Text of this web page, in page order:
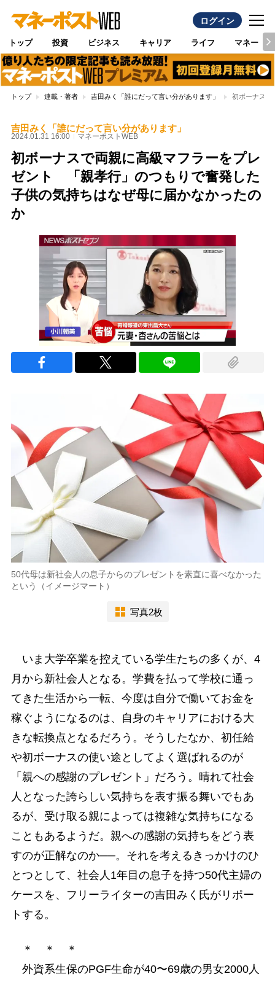
ログイン
トップ 投資 ビジネス キャリア ライフ マネー
トップ 連載・著者 吉田みく「誰にだって言い分があります」 初ボーナスで
吉田みく「誰にだって言い分があります」
2024.01.31 16:00 マネーポストWEB
初ボーナスで両親に高級マフラーをプレ
ゼント 「親孝行」のつもりで奮発した
子供の気持ちはなぜ母に届かなかったの
か
50代母は新社会人の息子からのプレゼントを素直に喜べなかった
という（イメージマート）
写真2枚
いま大学卒業を控えている学生たちの多くが、4
月から新社会人となる。学費を払って学校に通っ
てきた生活から一転、今度は自分で働いてお金を
稼ぐようになるのは、自身のキャリアにおける大
きな転換点となるだろう。そうしたなか、初任給
や初ボーナスの使い途としてよく選ばれるのが
「親への感謝のプレゼント」だろう。晴れて社会
人となった誇らしい気持ちを表す振る舞いでもあ
るが、受け取る親によっては複雑な気持ちになる
こともあるようだ。親への感謝の気持ちをどう表
すのが正解なのか──。それを考えるきっかけのひ
とつとして、社会人1年目の息子を持つ50代主婦の
ケースを、フリーライターの吉田みく氏がリポー
トする。
＊ ＊ ＊
外資系生保のPGF生命が40〜69歳の男女2000人